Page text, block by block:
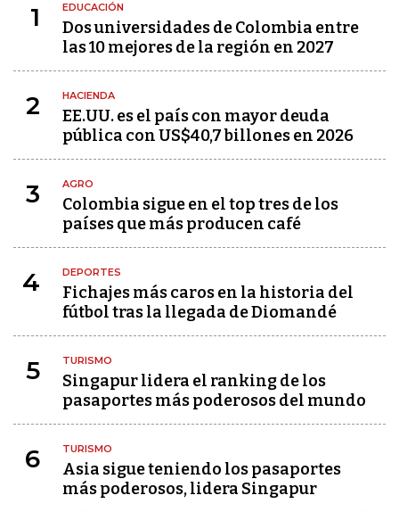
1 EDUCACIÓN
Dos universidades de Colombia entre
las 10 mejores de la región en 2027
2 HACIENDA
EE.UU. es el país con mayor deuda
pública con US$40,7 billones en 2026
3 AGRO
Colombia sigue en el top tres de los
países que más producen café
4 DEPORTES
Fichajes más caros en la historia del
fútbol tras la llegada de Diomandé
5 TURISMO
Singapur lidera el ranking de los
pasaportes más poderosos del mundo
6 TURISMO
Asia sigue teniendo los pasaportes
más poderosos, lidera Singapur